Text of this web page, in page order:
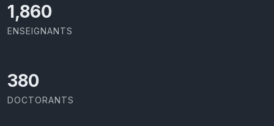
1,973
ENSEIGNANTS
403
DOCTORANTS